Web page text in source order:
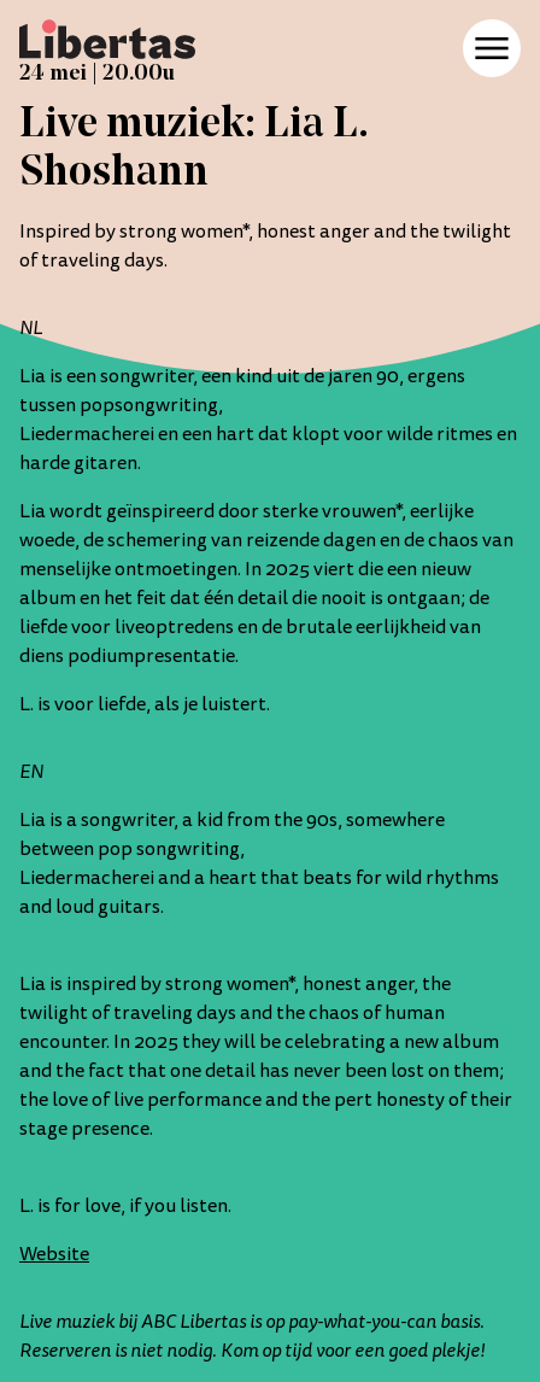
Boeken doneren
Boeken doneren
Agenda
Agenda
Het team
Contact en reserveren
Menukaart
Menukaart
Folk Sessions
Onze tuin
Onze tuin
Webshop
Webshop
Werken bij...
Werken bij...
Openingstijden
Ma
Wo10:00 - 22:00
Do 10:00 - 22:00
Zo 10:00 - 22:00
Locatie
Klarendalseweg 477-1, Arnhem
24 mei | 20.00u
Live muziek: Lia L.
Shoshann
Inspired by strong women*, honest anger and the twilight
of traveling days.
NL
Lia is een songwriter, een kind uit de jaren 90, ergens
tussen popsongwriting,
Liedermacherei en een hart dat klopt voor wilde ritmes en
harde gitaren.
Lia wordt geïnspireerd door sterke vrouwen*, eerlijke
woede, de schemering van reizende dagen en de chaos van
menselijke ontmoetingen. In 2025 viert die een nieuw
album en het feit dat één detail die nooit is ontgaan; de
liefde voor liveoptredens en de brutale eerlijkheid van
diens podiumpresentatie.
L. is voor liefde, als je luistert.
EN
Lia is a songwriter, a kid from the 90s, somewhere
between pop songwriting,
Liedermacherei and a heart that beats for wild rhythms
and loud guitars.
Lia is inspired by strong women*, honest anger, the
twilight of traveling days and the chaos of human
encounter. In 2025 they will be celebrating a new album
and the fact that one detail has never been lost on them;
the love of live performance and the pert honesty of their
stage presence.
L. is for love, if you listen.
Website
Live muziek bij ABC Libertas is op pay-what-you-can basis.
Reserveren is niet nodig. Kom op tijd voor een goed plekje!